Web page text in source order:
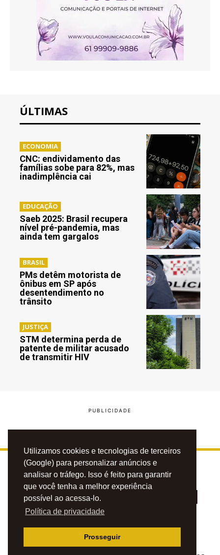
Utilizamos cookies e tecnologias de terceiros
(Google) para personalizar anúncios e
analisar o tráfego. Isso é feito para garantir
que você tenha a melhor experiência
possível ao acessa-lo.
Política de privacidade
Prosseguir
ÚLTIMAS
ECONOMIA
CNC: endividamento das
famílias sobe para 82%, mas
inadimplência cai
EDUCAÇÃO
Saeb 2025: Brasil recupera
nível pré-pandemia, mas
ainda tem gargalos
BRASIL
PMs detêm motorista de
ônibus em SP após
desentendimento no
trânsito
JUSTIÇA
STM determina perda de
patente de militar acusado
de transmitir HIV
PRIVACIDADE CONTATO